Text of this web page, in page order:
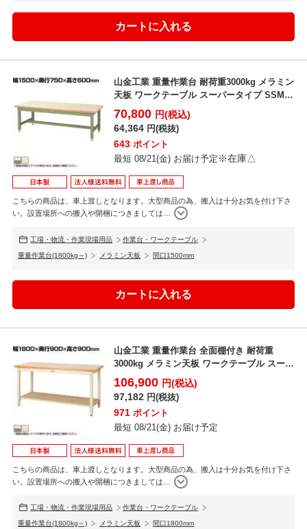
山金工業 重量作業台 耐荷重3000kg メラミン
天板 ワークテーブル スーパータイプ SSML-
1...
70,800 円(税込)
64,364 円(税抜)
643 ポイント
最短 08/21(金) お届け予定 ※在庫△
こちらの商品は、車上渡しとなります。大型商品の為、搬入は十分お気を付け下さ
い。設置場所への搬入や開梱につきましては
工場・物流・作業現場用品 作業台・ワークテーブル
重量作業台(1800kg～) メラミン天板 間口1500mm
山金工業 重量作業台 全面棚付き 耐荷重
3000kg メラミン天板 ワークテーブル スーパ
ータイプ ...
106,900 円(税込)
97,182 円(税抜)
971 ポイント
最短 08/21(金) お届け予定
こちらの商品は、車上渡しとなります。大型商品の為、搬入は十分お気を付け下さ
い。設置場所への搬入や開梱につきましては
工場・物流・作業現場用品 作業台・ワークテーブル
重量作業台(1800kg～) メラミン天板 間口1800mm